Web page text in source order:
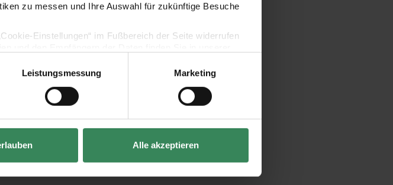
zu messen und Ihre Auswahl für zukünftige Besuche
Einstellungen“ im Fußbereich der Seite widerrufen
Leistungsmessung Marketing
Alle akzeptieren